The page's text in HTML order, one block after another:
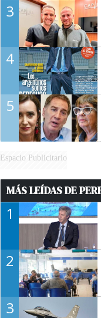
3
4
5
Espacio Publicitario
MÁS LEÍDAS DE
1
2
3